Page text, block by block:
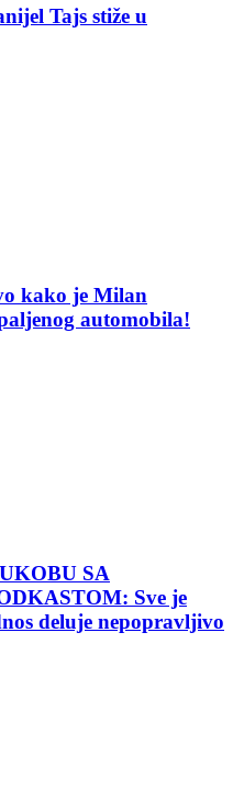
Tajs stiže u
kako je Milan
automobila!
SA
Sve je
deluje nepopravljivo